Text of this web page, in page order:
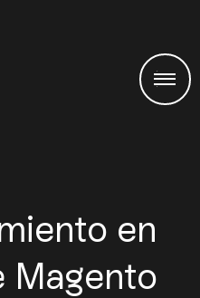
en
Magento